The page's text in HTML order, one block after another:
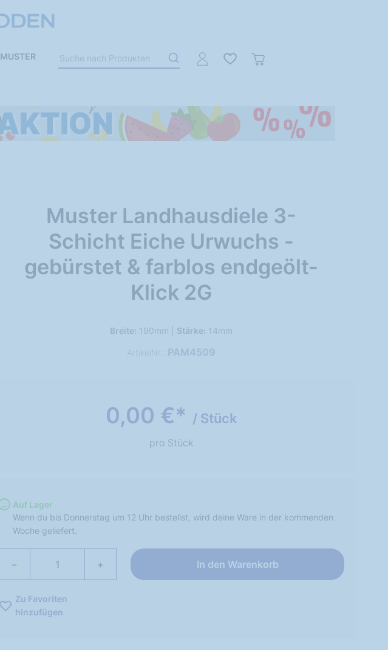
MUSTER
Muster Landhausdiele 3-
Schicht Eiche Urwuchs -
gebürstet & farblos endgeölt-
Klick 2G
Breite: 190mm | Stärke: 14mm
ArtikelNr.: PAM4509
0,00 €* / Stück
pro Stück
Auf Lager
Wenn du bis Donnerstag um 12 Uhr bestellst, wird deine Ware in der kommenden
Woche geliefert.
− + In den Warenkorb
Zu Favoriten
hinzufügen